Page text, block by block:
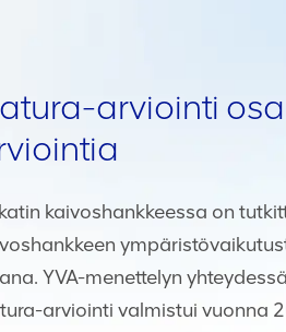
arviointi
kaivoshankkeessa on
YVA-menettelyn
arviointi valmistui vuonna